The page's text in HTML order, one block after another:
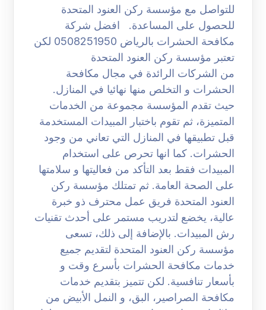
للتواصل مع مؤسسة ركن العنود المتحدة
للحصول على المساعدة. افضل شركة
مكافحة الحشرات بالرياض 0508251950 لكن
تعتبر مؤسسة ركن العنود المتحدة
من الشركات الرائدة في مجال مكافحة
الحشرات و التخلص منها نهائيا في المنازل.
حيث تقدم المؤسسة مجموعة من الخدمات
المتميزة، ثم تقوم باختبار المبيدات المستخدمة
قبل تطبيقها في المنازل التي تعاني من وجود
الحشرات. كما انها تحرص على استخدام
المبيدات فقط بعد التأكد من فعاليتها و سلامتها
على الصحة العامة. ثم تمتلك مؤسسة ركن
العنود المتحدة فريق عمل محترف ذو خبرة
عالية، يخضع لتدريب مستمر على أحدث تقنيات
رش المبيدات. بالإضافة إلى ذلك، تسعى
مؤسسة ركن العنود المتحدة لتقديم جميع
خدمات مكافحة الحشرات بأسرع وقت و
بأسعار تنافسية. لكن تتميز بتقديم خدمات
مكافحة الصراصير، البق، و النمل الأبيض من